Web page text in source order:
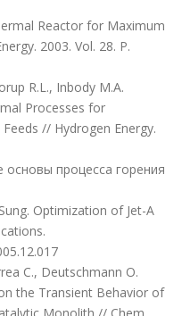
Reactor for Maximum
2003. Vol. 28. P.
R.L., Inbody M.A.
Processes for
// Hydrogen Energy.
процесса горения
Optimization of Jet-A
C., Deutschmann O.
the Transient Behavior of